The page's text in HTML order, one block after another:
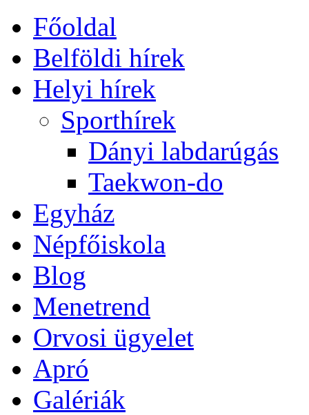
Főoldal
Belföldi hírek
Helyi hírek
Sporthírek
Dányi labdarúgás
Taekwon-do
Egyház
Népfőiskola
Blog
Menetrend
Orvosi ügyelet
Apró
Galériák